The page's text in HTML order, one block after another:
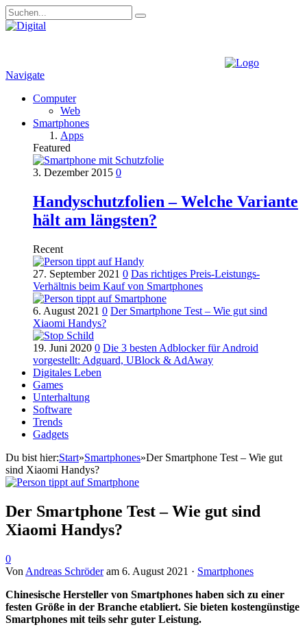
Navigate
Computer
Web
Smartphones
Apps
Featured
3. Dezember 2015 0
Handyschutzfolien – Welche Variante
hält am längsten?
Recent
27. September 2021 0 Das richtiges Preis-Leistungs-
Verhältnis beim Kauf von Smartphones
6. August 2021 0 Der Smartphone Test – Wie gut sind
Xiaomi Handys?
19. Juni 2020 0 Die 3 besten Adblocker für Android
vorgestellt: Adguard, UBlock & AdAway
Digitales Leben
Games
Unterhaltung
Software
Trends
Gadgets
Du bist hier:Start»Smartphones»Der Smartphone Test – Wie gut
sind Xiaomi Handys?
Der Smartphone Test – Wie gut sind
Xiaomi Handys?
0
Von Andreas Schröderam 6. August 2021 · Smartphones
Chinesische Hersteller von Smartphones haben sich zu einer
festen Größe in der Branche etabliert. Sie bieten kostengünstige
Smartphones mit teils sehr guter Leistung.